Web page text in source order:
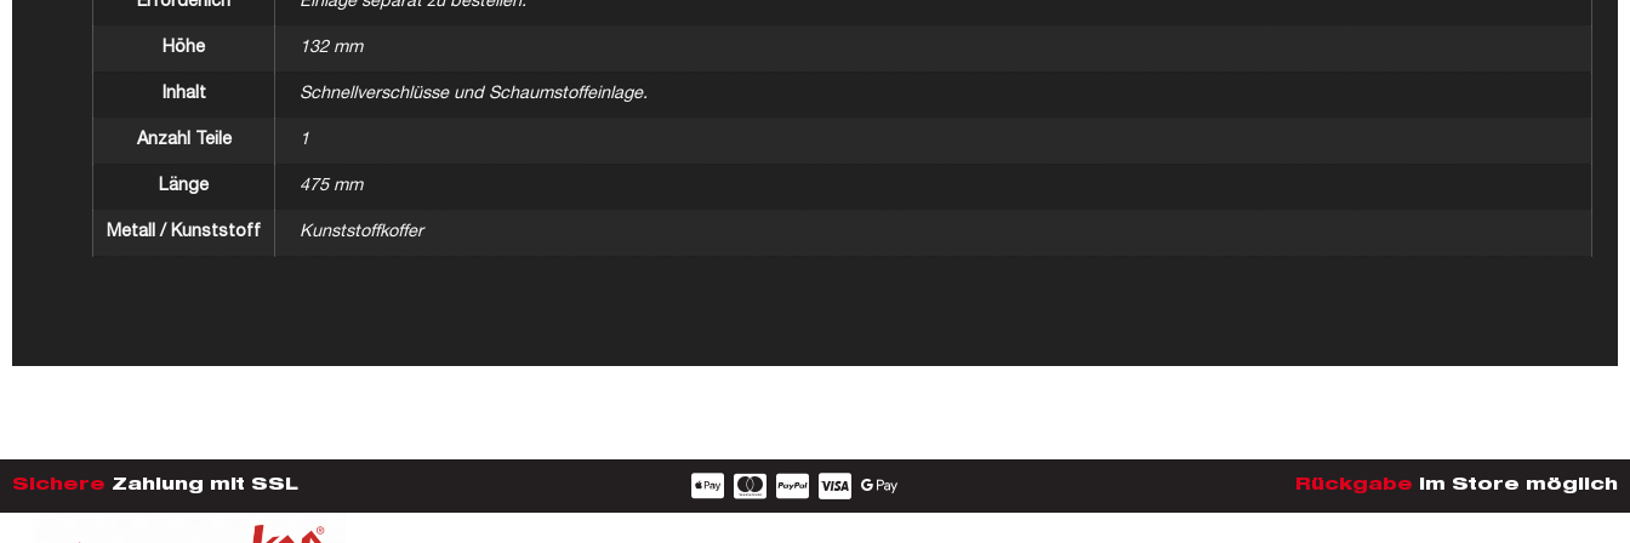
Höhe 132 mm
Inhalt Schnellverschlüsse und Schaumstoffeinlage.
Anzahl Teile 1
Länge 475 mm
Metall / Kunststoff Kunststoffkoffer
Sichere Zahlung mit SSL Rückgabe im Store möglich